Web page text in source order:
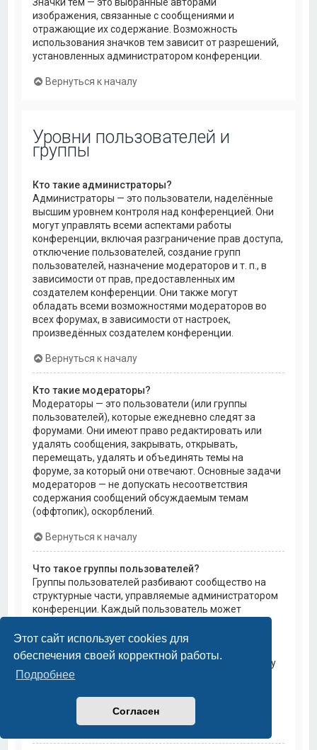
Этот сайт использует cookies для
обеспечения своей корректной работы.
Подробнее
Согласен
изображения, связанные с сообщениями и
отражающие их содержание. Возможность
использования значков тем зависит от разрешений,
установленных администратором конференции.
Вернуться к началу
Уровни пользователей и
группы
Кто такие администраторы?
Администраторы — это пользователи, наделённые
высшим уровнем контроля над конференцией. Они
могут управлять всеми аспектами работы
конференции, включая разграничение прав доступа,
отключение пользователей, создание групп
пользователей, назначение модераторов и т. п., в
зависимости от прав, предоставленных им
создателем конференции. Они также могут
обладать всеми возможностями модераторов во
всех форумах, в зависимости от настроек,
произведённых создателем конференции.
Вернуться к началу
Кто такие модераторы?
Модераторы — это пользователи (или группы
пользователей), которые ежедневно следят за
форумами. Они имеют право редактировать или
удалять сообщения, закрывать, открывать,
перемещать, удалять и объединять темы на
форуме, за который они отвечают. Основные задачи
модераторов — не допускать несоответствия
содержания сообщений обсуждаемым темам
(оффтопик), оскорблений.
Вернуться к началу
Что такое группы пользователей?
Группы пользователей разбивают сообщество на
структурные части, управляемые администратором
конференции. Каждый пользователь может
могут быть назначены индивидуальные права
доступа. Это облегчает администраторам
назначение прав доступа одновременно большому
количеству пользователей, например, изменение
пользователям доступа к приватным форумам.
Вернуться к началу